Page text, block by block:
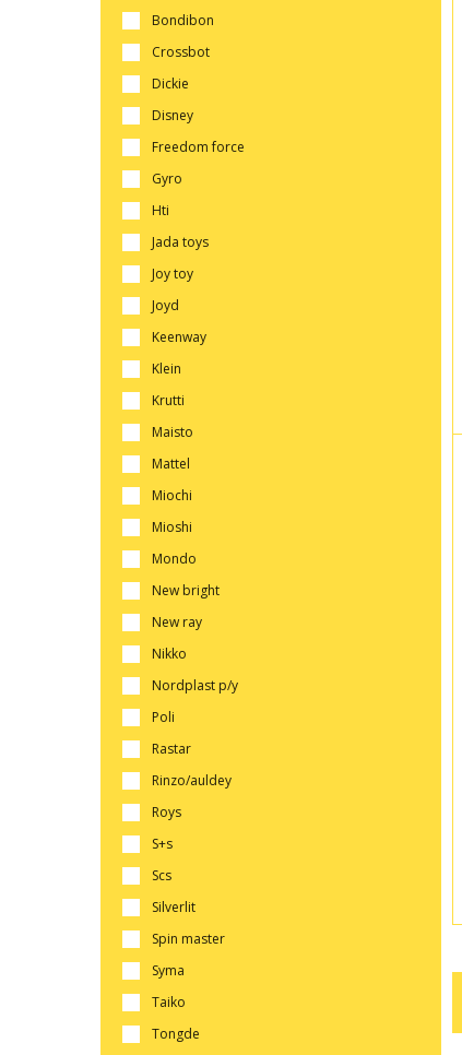
bondibon
crossbot
dickie
disney
freedom force
gyro
hti
jada toys
joy toy
joyd
keenway
klein
krutti
maisto
mattel
miochi
mioshi
mondo
new bright
new ray
nikko
nordplast р/у
poli
rastar
rinzo/auldey
roys
s+s
scs
silverlit
spin master
syma
taiko
tongde